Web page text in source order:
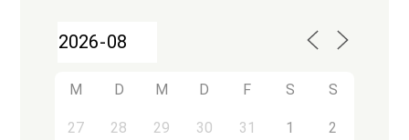
M D M D F S S
27 28 29 30 31 1 2